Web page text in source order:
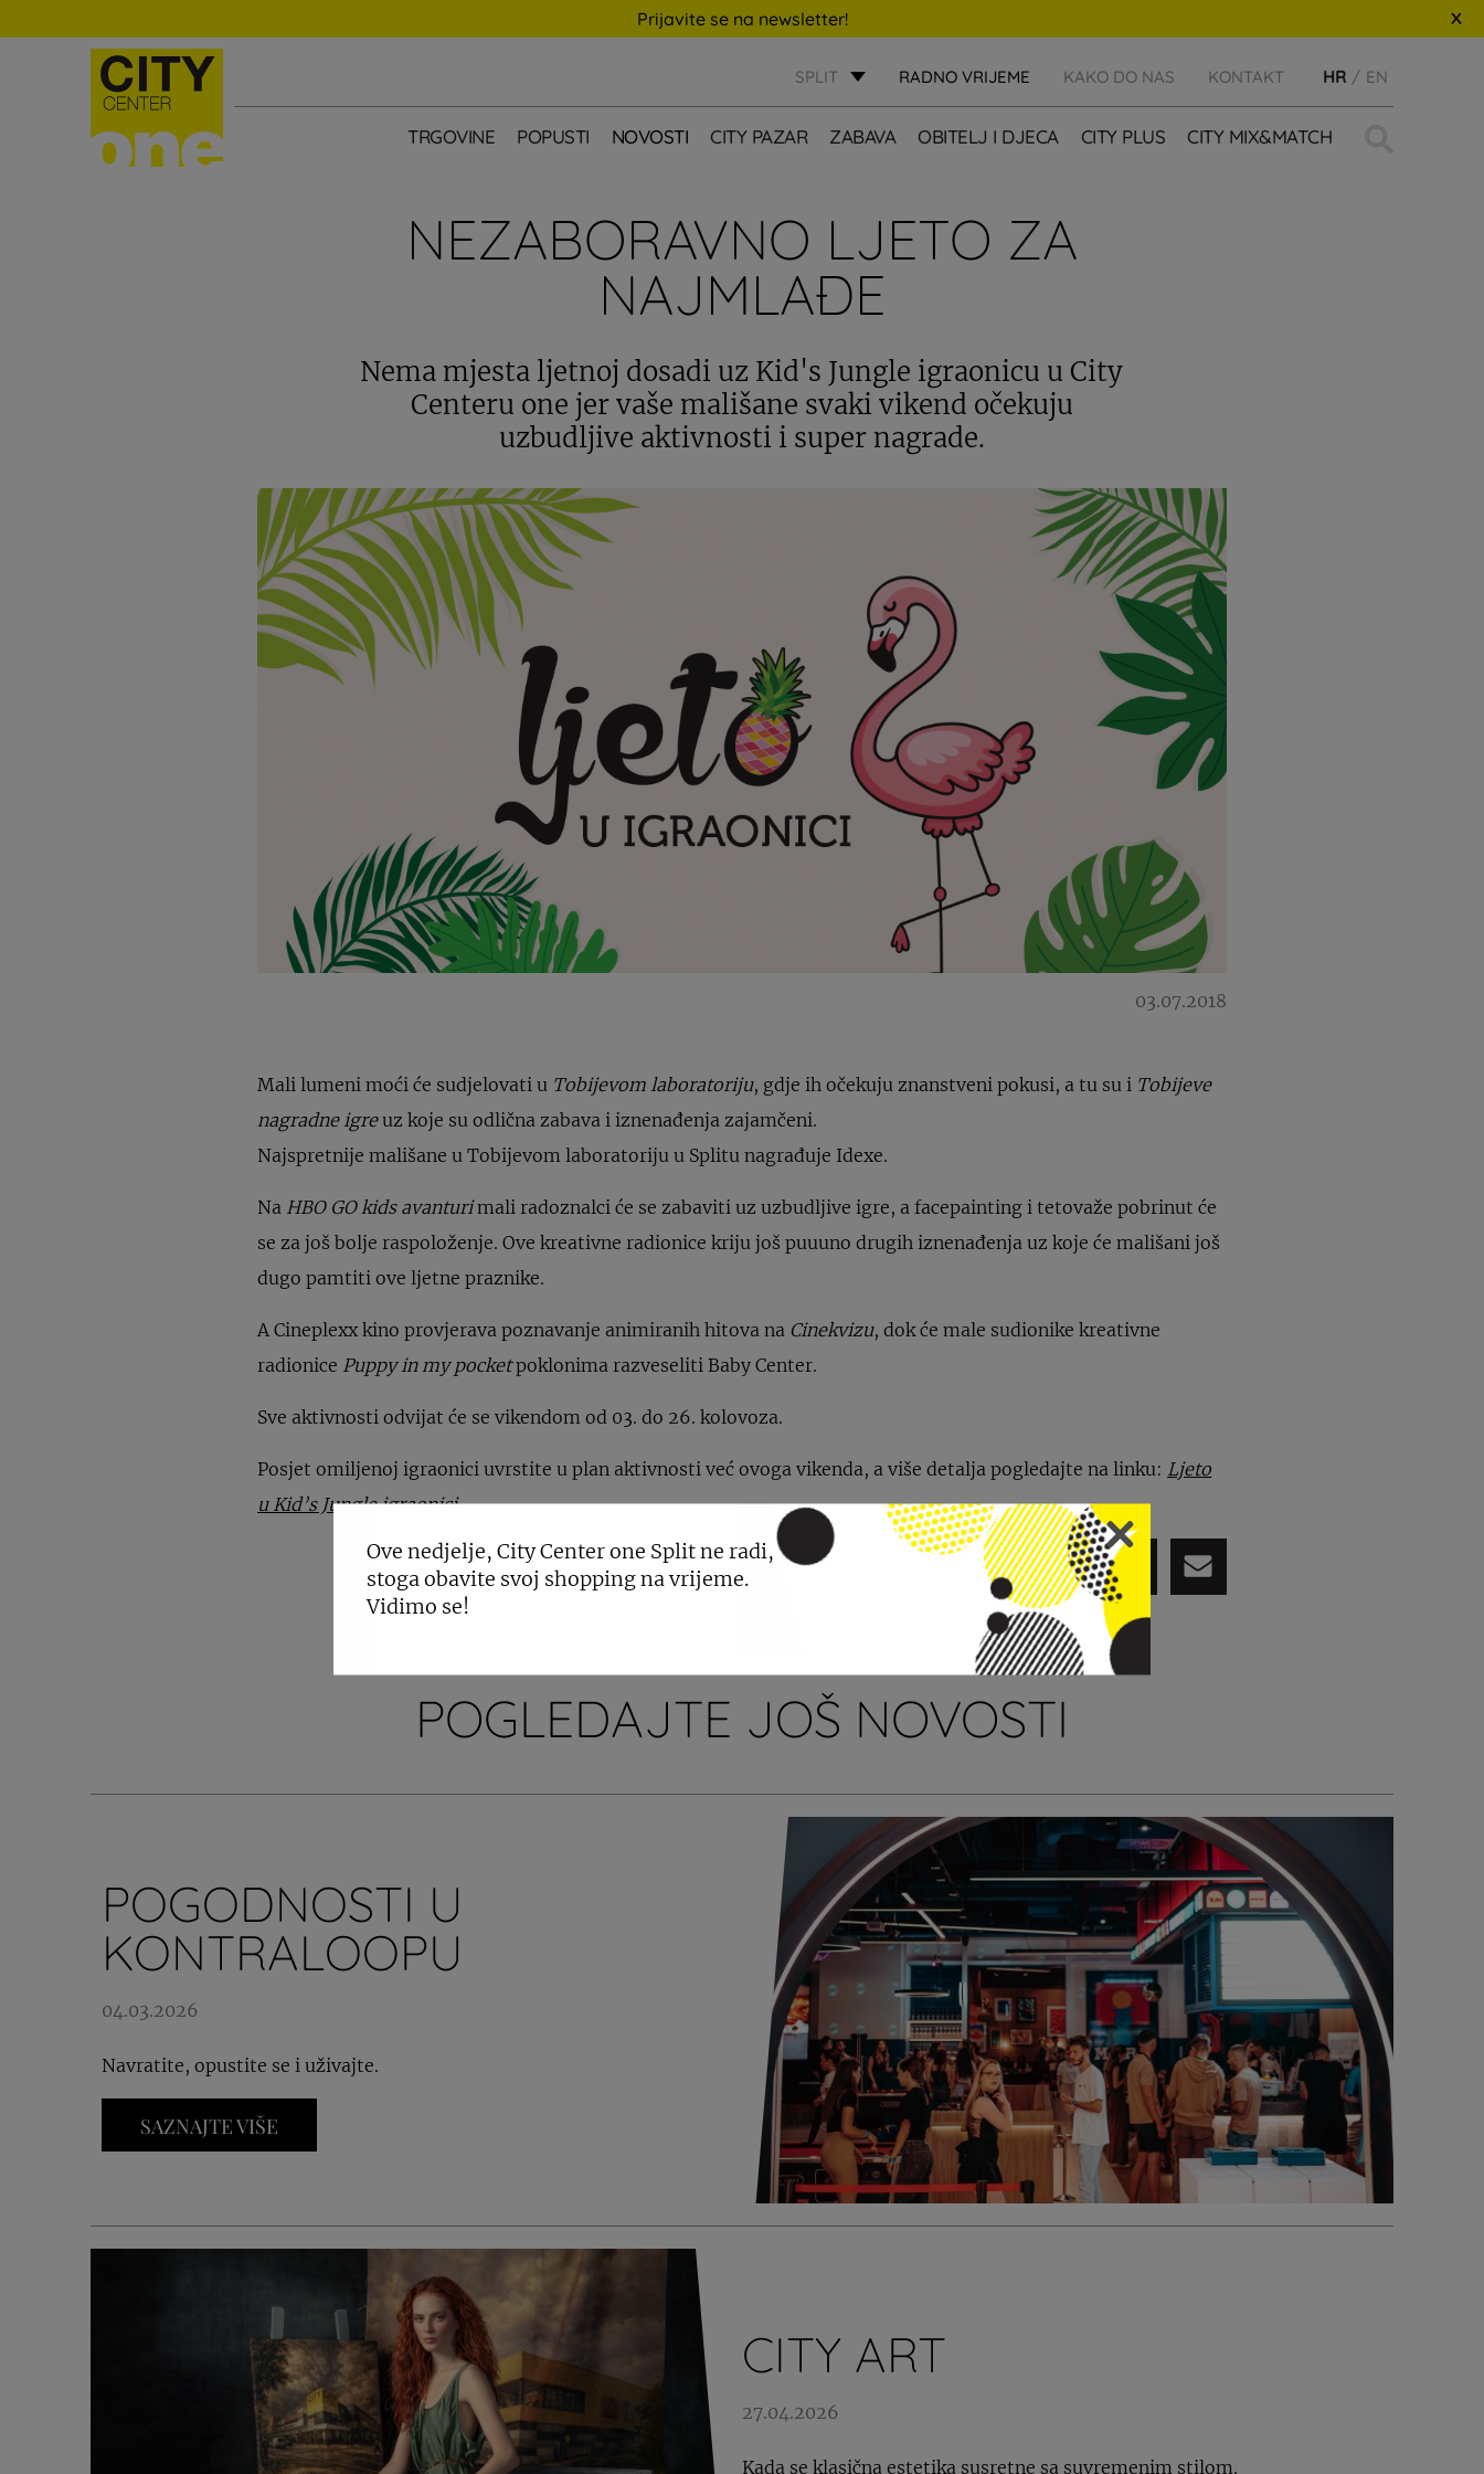
Prijavite se na newsletter!
SPLIT RADNO VRIJEME KAKO DO NAS KONTAKT HR EN
TRGOVINE POPUSTI NOVOSTI CITY PAZAR ZABAVA OBITELJ I DJECA CITY PLUS CITY MIX&MATCH
NEZABORAVNO LJETO ZA
NAJMLAĐE
Nema mjesta ljetnoj dosadi uz Kid's Jungle igraonicu u City
Centeru one jer vaše mališane svaki vikend očekuju
uzbudljive aktivnosti i super nagrade.
03.07.2018
Mali lumeni moći će sudjelovati u Tobijevom laboratoriju, gdje ih očekuju znanstveni pokusi, a tu su i Tobijeve
nagradne igreuz koje su odlična zabava i iznenađenja zajamčeni.
Najspretnije mališane u Tobijevom laboratoriju u Splitu nagrađuje Idexe.
Na HBO GO kids avanturimali radoznalci će se zabaviti uz uzbudljive igre, a facepainting i tetovaže pobrinut će
se za još bolje raspoloženje. Ove kreativne radionice kriju još puuuno drugih iznenađenja uz koje će mališani još
dugo pamtiti ove ljetne praznike.
A Cineplexx kino provjerava poznavanje animiranih hitova na Cinekvizu, dok će male sudionike kreativne
radionice Puppy in my pocketpoklonima razveseliti Baby Center.
Sve aktivnosti odvijat će se vikendom od 03. do 26. kolovoza.
Posjet omiljenoj igraonici uvrstite u plan aktivnosti već ovoga vikenda, a više detalja pogledajte na linku: Ljeto
u Kid’s Jungle igraonici.
PODIJELI
POGLEDAJTE JOŠ NOVOSTI
POGODNOSTI U
KONTRALOOPU
04.03.2026
Navratite, opustite se i uživajte.
SAZNAJTE VIŠE
CITY ART
27.04.2026
Kada se klasična estetika susretne sa suvremenim stilom.
Ove nedjelje, City Center one Split ne radi,
stoga obavite svoj shopping na vrijeme.
Vidimo se!